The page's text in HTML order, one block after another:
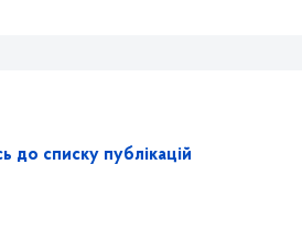
до списку публікацій